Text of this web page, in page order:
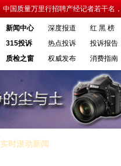
中国质量万里行招聘产经记者若干
新闻中心 深度报道
红 黑 榜
315投诉
热点投诉
投诉报告
质检之窗
权威发布 消费指南
实时滚动新闻